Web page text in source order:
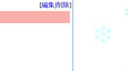
[編集|削除]